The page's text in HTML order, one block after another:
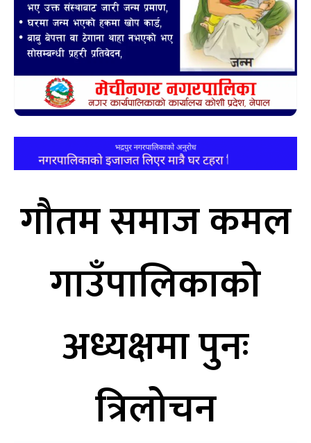
गौतम समाज कमल
गाउँपालिकाको
अध्यक्षमा पुनः
त्रिलोचन